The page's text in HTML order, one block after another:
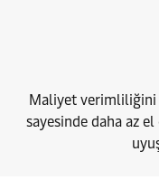
Maliyet verimliliğini
sayesinde daha az